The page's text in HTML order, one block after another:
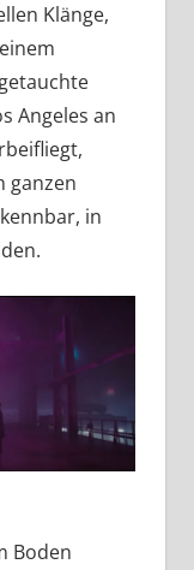
Klänge,
Angeles an
ganzen
in
Boden